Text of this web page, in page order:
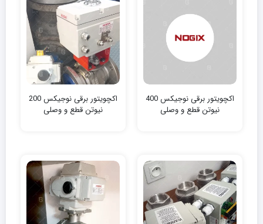
اکچویتور برقی نوجیکس 400
نیوتن‌ قطع و وصلی
اکچویتور برقی نوجیکس 200
نیوتن‌ قطع و وصلی